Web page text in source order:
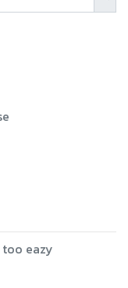
too eazy